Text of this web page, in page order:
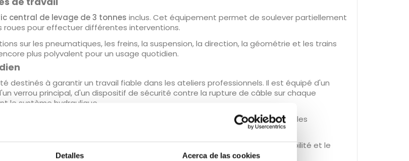
Detalles Acerca de las cookies
central de levage de 3 tonnes inclus. Cet équipement permet de soulever partiellement
roues pour effectuer différentes interventions.
sur les pneumatiques, les freins, la suspension, la direction, la géométrie et les trains
plus polyvalent pour un usage quotidien.
destinés à garantir un travail fiable dans les ateliers professionnels. Il est équipé d'un
verrou principal, d'un dispositif de sécurité contre la rupture de câble sur chaque
le système hydraulique.
automatique permet de maintenir le véhicule de manière stable pendant les
une sécurité supplémentaire lors des travaux de géométrie, où la stabilité et le